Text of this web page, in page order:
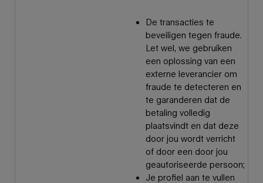
De transacties te
beveiligen tegen fraude.
Let wel, we gebruiken
een oplossing van een
externe leverancier om
fraude te detecteren en
te garanderen dat de
betaling volledig
plaatsvindt en dat deze
door jou wordt verricht
of door een door jou
geautoriseerde persoon;
Je profiel aan te vullen